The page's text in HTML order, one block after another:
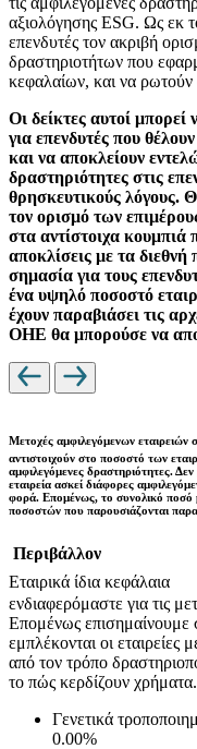
αξιολόγησης ESG. Ως εκ
επενδυτές τον ακριβή
δραστηριοτήτων που
κεφαλαίων, και να
Οι δείκτες αυτοί
για επενδυτές που
και να αποκλείουν
δραστηριότητες στις
θρησκευτικούς λόγους.
τον ορισμό των
στα αντίστοιχα
αποκλίσεις με τα
σημασία για τους
ένα υψηλό ποσοστό
έχουν παραβιάσει τις
ΟΗΕ θα μπορούσε να
Μετοχές αμφιλεγόμενων εταιρειών
αντιστοιχούν στο ποσοστό των
αμφιλεγόμενες δραστηριότητες.
εταιρεία ασκεί διάφορες
φορά. Επομένως, το συνολικό ποσό
ποσοστών που παρουσιάζονται
Περιβάλλον
Εταιρικά ίδια κεφάλαια
ενδιαφερόμαστε για τις
Επομένως επισημαίνουμε
εμπλέκονται οι εταιρείες
από τον τρόπο
το πώς κερδίζουν χρήματα.
Γενετικά
0.00%